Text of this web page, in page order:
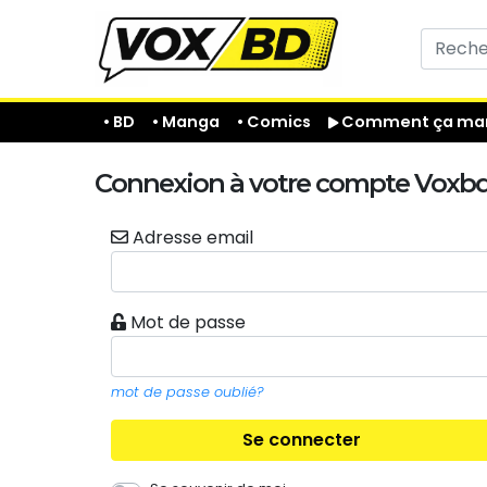
• BD • Manga • Comics Comment ça
Connexion à votre compte
Adresse email
Mot de passe
mot de passe oublié?
Se connecter